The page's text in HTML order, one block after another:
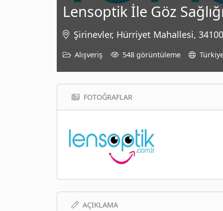
Lensoptik İle Göz
Şirinevler, Hürriyet Mahallesi,
Alışveriş 548 görüntüleme
FOTOĞRAFLAR
AÇIKLAMA